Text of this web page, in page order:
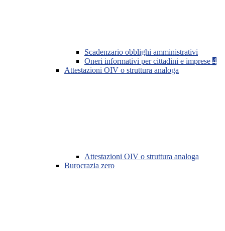
Scadenzario obblighi amministrativi
Oneri informativi per cittadini e imprese 4
Attestazioni OIV o struttura analoga
Attestazioni OIV o struttura analoga
Burocrazia zero